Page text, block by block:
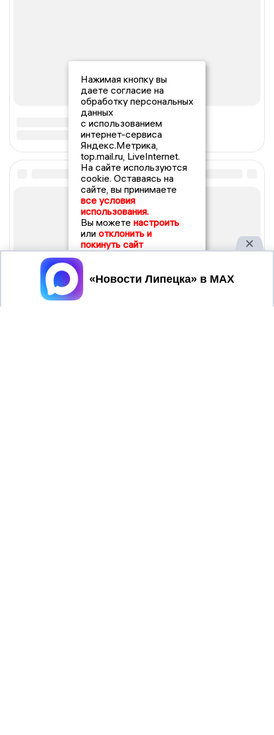
Нажимая кнопку вы
даете согласие на
обработку персональных
данных
с использованием
интернет-сервиса
Яндекс.Метрика,
top.mail.ru, LiveInternet.
На сайте используются
cookie. Оставаясь на
сайте, вы принимаете
все условия
использования.
Вы можете настроить
или отклонить и
покинуть сайт
Принять